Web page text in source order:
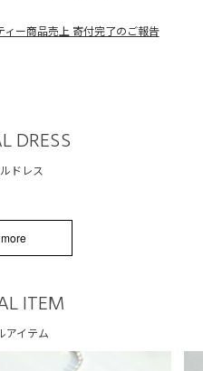
ィー商品売上 寄付完了のご報告
DRESS
ドレス
ITEM
アイテム